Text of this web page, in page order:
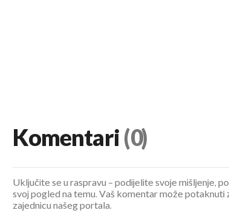
Komentari (0)
Uključite se u raspravu – podijelite svoje mišljenje,
svoj pogled na temu. Vaš komentar može potaknuti
zajednicu našeg portala.